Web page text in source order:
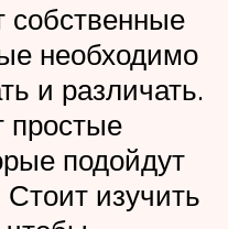
необходимо
и различать.
простые
подойдут
изучить